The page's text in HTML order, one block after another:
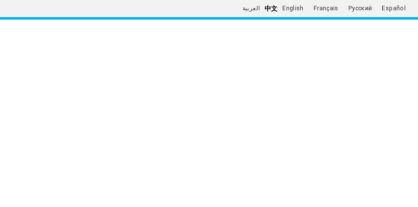
العربية 中文 English Français Русский Español